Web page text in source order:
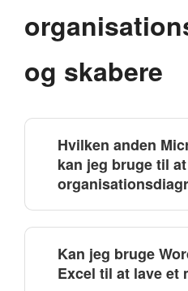
og skabere
Hvilken anden
kan jeg bruge til
Kan jeg bruge
Excel til at lave et